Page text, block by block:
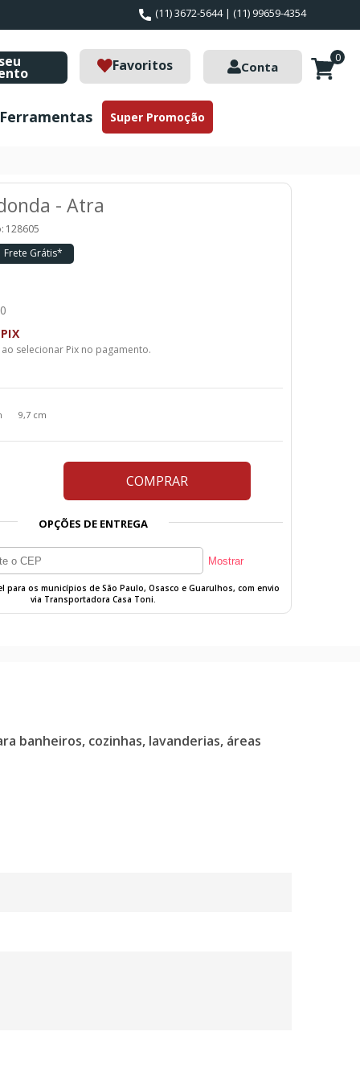
(11) 3672-5644 | (11) 99659-4354
Favoritos Conta
0
Ferramentas Super Promoção
- Atra
128605
Frete Grátis*
selecionar Pix no pagamento.
9,7 cm
COMPRAR
OPÇÕES DE ENTREGA
para os municípios de São Paulo, Osasco e Guarulhos, com envio
via Transportadora Casa Toni.
banheiros, cozinhas, lavanderias, áreas